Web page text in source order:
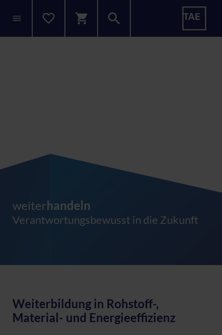
weiterhandeln
Verantwortungsbewusst in die Zukunft
Weiterbildung in Rohstoff-,
Material- und Energieeffizienz